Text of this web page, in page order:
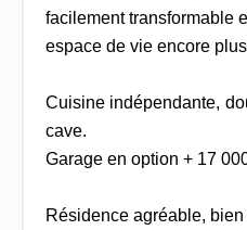
facilement transformable
espace de vie encore
Cuisine indépendante,
cave.
Garage en option + 17
Résidence agréable,